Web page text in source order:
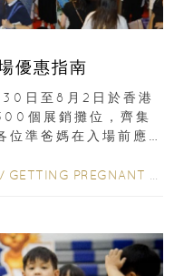
優惠指南
日至8月2日於香港
個展銷攤位，齊集
位準爸媽在入場前應
/ GETTING PREGNANT